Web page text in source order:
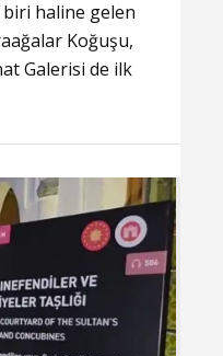
biri haline gelen
Koğuşu,
Galerisi de ilk